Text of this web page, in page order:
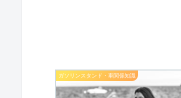
ガソリンスタンド・車関係知識